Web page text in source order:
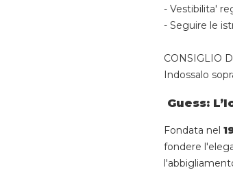
- Vestibilita'
- Seguire le
CONSIGLIO
Indossalo
Guess:
Fondata nel
fondere